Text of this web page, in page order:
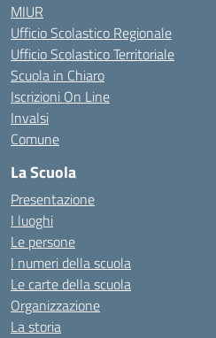
MIUR
Ufficio Scolastico Regionale
Ufficio Scolastico Territoriale
Scuola in Chiaro
Iscrizioni On Line
Invalsi
Comune
La Scuola
Presentazione
I luoghi
Le persone
I numeri della scuola
Le carte della scuola
Organizzazione
La storia